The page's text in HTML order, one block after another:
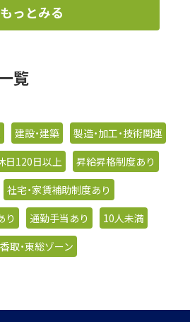
もっとみる
覧
建設・建築
製造・加工・技術関連
日120日以上
昇給昇格制度あり
社宅・家賃補助制度あり
り 通勤手当あり
10人未満
香取・東総ゾーン